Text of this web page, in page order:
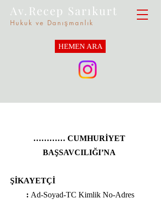
Av.Recep Sarıkurt
Hukuk ve Danışmanlık
HEMEN ARA
………… CUMHURİYET
BAŞSAVCILIĞI’NA
ŞİKAYETÇİ
: Ad-Soyad-TC Kimlik No-Adres